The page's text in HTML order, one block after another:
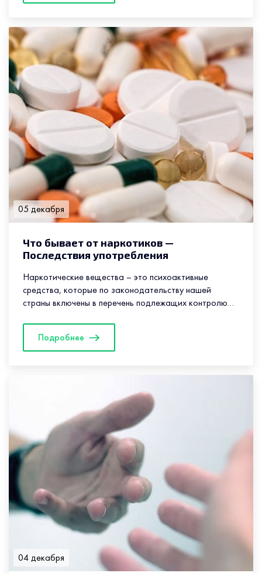
05 декабря
Что бывает от наркотиков —
Последствия употребления
Наркотические вещества – это психоактивные
средства, которые по законодательству нашей
страны включены в перечень подлежащих контролю
соглашениям. Принимая эти вещества,...
Подробнее
04 декабря